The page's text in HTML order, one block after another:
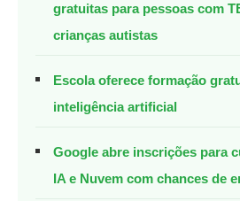
gratuitas para pessoas com
crianças autistas
Escola oferece formação
inteligência artificial
Google abre inscrições para
IA e Nuvem com chances de